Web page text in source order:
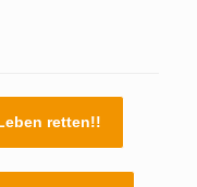
retten!!